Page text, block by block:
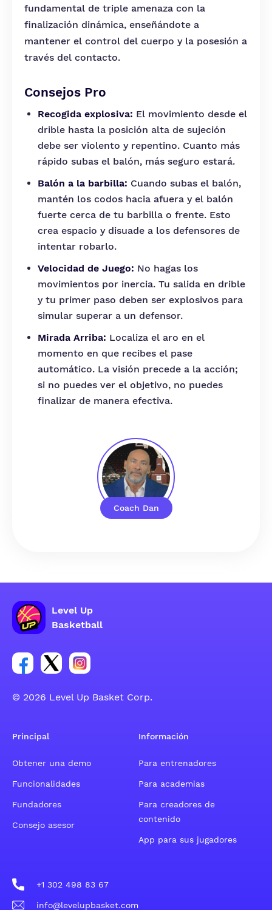
Coach Dan
fundamental de triple amenaza con la
finalización dinámica, enseñándote a
mantener el control del cuerpo y la posesión a
través del contacto.
Consejos Pro
Recogida explosiva: El movimiento desde el
drible hasta la posición alta de sujeción
debe ser violento y repentino. Cuanto más
rápido subas el balón, más seguro estará.
Balón a la barbilla: Cuando subas el balón,
mantén los codos hacia afuera y el balón
fuerte cerca de tu barbilla o frente. Esto
crea espacio y disuade a los defensores de
intentar robarlo.
Velocidad de Juego: No hagas los
movimientos por inercia. Tu salida en drible
y tu primer paso deben ser explosivos para
simular superar a un defensor.
Mirada Arriba: Localiza el aro en el
momento en que recibes el pase
automático. La visión precede a la acción;
si no puedes ver el objetivo, no puedes
finalizar de manera efectiva.
Level Up
Basketball
Enlace para el grupo social de la cuenta de Facebook
Enlace para el grupo social de la cuenta de
Enlace para el grupo social de la cuenta
© 2026 Level Up Basket Corp.
Principal
Obtener una demo
Funcionalidades
Fundadores
Consejo asesor
Información
Para entrenadores
Para academias
Para creadores de
contenido
App para sus jugadores
+1 302 498 83 67
info@levelupbasket.com